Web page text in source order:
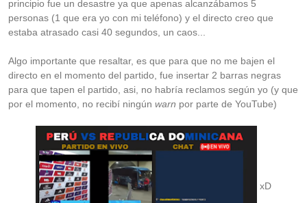
principio fue un desastre ya que apenas alcanzábamos 5
personas (1 que era yo con mi teléfono) y el directo creo que
estaba atrasado casi 40 segundos, un caos...
Algo importante que resaltar, es que para que no me bajen el
directo en el momento del partido, fue insertar 2 barras negras
para que tapen el partido, asi, no habría reclamos según yo (y que
por el momento, no recibí ningún warn por parte de YouTube)
xD